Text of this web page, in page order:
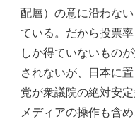
配層）の意に沿わな
ている。だから投票
しか得ていないもの
されないが、日本に
党が衆議院の絶対安
メディアの操作も含